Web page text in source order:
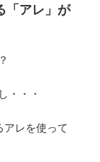
「アレ」が
・・・
レを使って